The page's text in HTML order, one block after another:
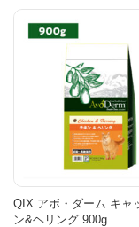
QIX アボ・ダーム キャ
ン&ヘリング 900g